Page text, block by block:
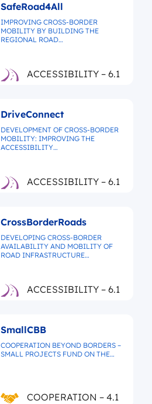
SafeRoad4All
IMPROVING CROSS-BORDER
MOBILITY BY BUILDING THE
REGIONAL ROAD…
ACCESSIBILITY – 6.1
DriveConnect
DEVELOPMENT OF CROSS-BORDER
MOBILITY: IMPROVING THE
ACCESSIBILITY…
ACCESSIBILITY – 6.1
CrossBorderRoads
DEVELOPING CROSS-BORDER
AVAILABILITY AND MOBILITY OF
ROAD INFRASTRUCTURE…
ACCESSIBILITY – 6.1
SmallCBB
COOPERATION BEYOND BORDERS –
SMALL PROJECTS FUND ON THE…
COOPERATION – 4.1